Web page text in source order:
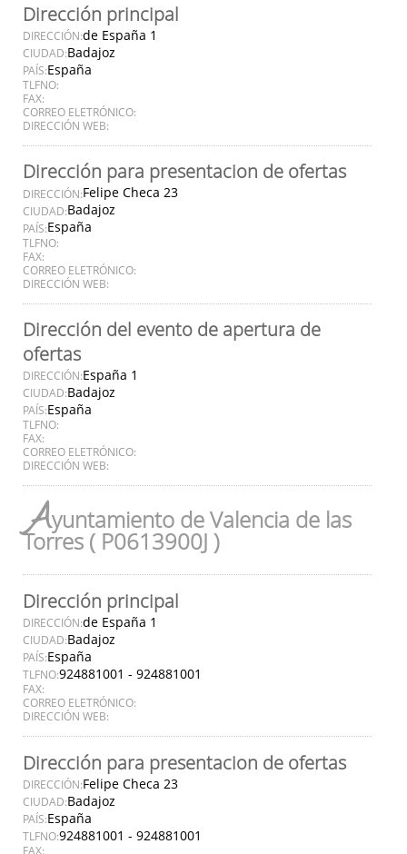
Dirección principal
DIRECCIÓN:de España 1
CIUDAD:Badajoz
PAÍS:España
TLFNO:
FAX:
CORREO ELETRÓNICO:
DIRECCIÓN WEB:
Dirección para presentacion de ofertas
DIRECCIÓN:Felipe Checa 23
CIUDAD:Badajoz
PAÍS:España
TLFNO:
FAX:
CORREO ELETRÓNICO:
DIRECCIÓN WEB:
Dirección del evento de apertura de
ofertas
DIRECCIÓN:España 1
CIUDAD:Badajoz
PAÍS:España
TLFNO:
FAX:
CORREO ELETRÓNICO:
DIRECCIÓN WEB:
Ayuntamiento de Valencia de las
Torres ( P0613900J )
Dirección principal
DIRECCIÓN:de España 1
CIUDAD:Badajoz
PAÍS:España
TLFNO:924881001 - 924881001
FAX:
CORREO ELETRÓNICO:
DIRECCIÓN WEB:
Dirección para presentacion de ofertas
DIRECCIÓN:Felipe Checa 23
CIUDAD:Badajoz
PAÍS:España
TLFNO:924881001 - 924881001
FAX: